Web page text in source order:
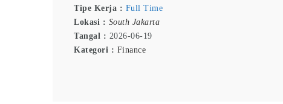
Tipe Kerja : Full Time
Lokasi : South Jakarta
Tangal : 2026-06-19
Kategori : Finance